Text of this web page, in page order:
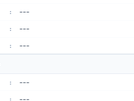
: ---
: ---
: ---
: ---
: ---